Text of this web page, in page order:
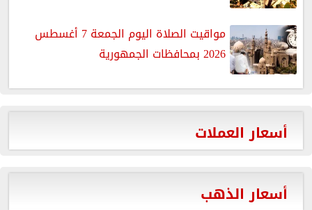
مواقيت الصلاة اليوم الجمعة 7 أغسطس
2026 بمحافظات الجمهورية
أسعار العملات
أسعار الذهب